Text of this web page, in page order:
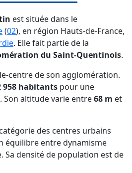
est située dans le
(02), en région Hauts-de-France,
. Elle fait partie de la
du Saint-Quentinois.
centre de son agglomération.
958 habitants pour une
. Son altitude varie entre68 m et
des centres urbains
équilibre entre dynamisme
Sa densité de population est de